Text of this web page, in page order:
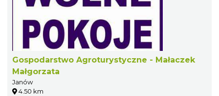
Gospodarstwo Agroturystyczne - Małaczek
Małgorzata
Janów
4.50 km